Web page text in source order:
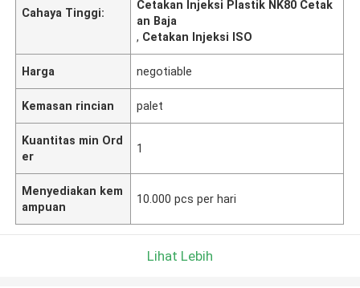
Cahaya Tinggi:
Cetakan Injeksi Plastik NK80 Cetak
an Baja
, Cetakan Injeksi ISO
Harga negotiable
Kemasan rincian palet
Kuantitas min Ord
er
1
Menyediakan kem
ampuan
10.000 pcs per hari
Lihat Lebih